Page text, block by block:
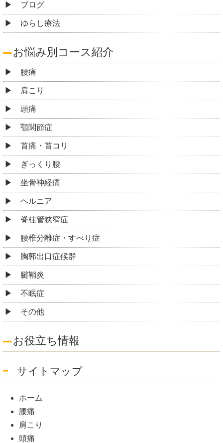
ブログ
ゆらし療法
お悩み別コース紹介
腰痛
肩こり
頭痛
顎関節症
首痛・首コリ
ぎっくり腰
坐骨神経痛
ヘルニア
脊柱管狭窄症
腰椎分離症・すべり症
胸郭出口症候群
腱鞘炎
不眠症
その他
お役立ち情報
サイトマップ
ホーム
腰痛
肩こり
頭痛